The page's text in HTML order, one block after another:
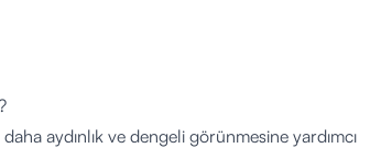
aydınlık ve dengeli görünmesine yardımcı